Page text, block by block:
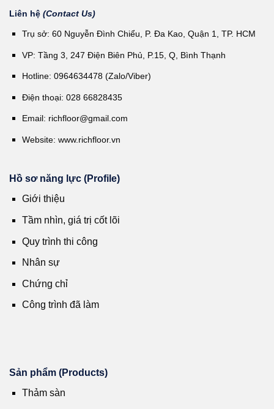
Liên hệ (Contact Us)
Trụ sở: 60 Nguyễn Đình Chiểu, P. Đa Kao, Quận 1, TP. HCM
VP: Tầng 3, 247 Điện Biên Phủ, P.15, Q, Bình Thạnh
Hotline: 0964634478 (Zalo/Viber)
Điện thoại: 028 66828435
Email: richfloor@gmail.com
Website: www.richfloor.vn
Hồ sơ năng lực (Profile)
Giới thiệu
Tầm nhìn, giá trị cốt lõi
Quy trình thi công
Nhân sự
Chứng chỉ
Công trình đã làm
Sản phẩm (Products)
Thảm sàn